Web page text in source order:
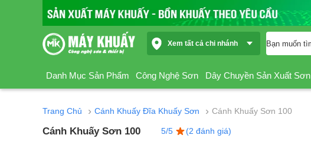
Xem tất cả chi nhánh
Danh Mục Sản Phẩm Công Nghệ Sơn Dây Chuyền Sản Xuất Sơn
Trang Chủ › Cánh Khuấy Đĩa Khuấy Sơn › Cánh Khuấy Sơn 100
Cánh Khuấy Sơn 100 5/5 (2 đánh giá)